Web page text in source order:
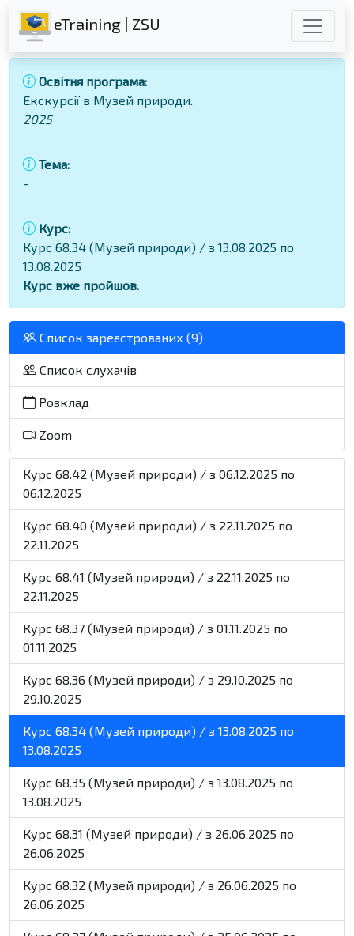
eTraining | ZSU
Освітня програма:
Екскурсії в Музей природи.
2025
Тема:
-
Курс:
Курс 68.34 (Музей природи) / з 13.08.2025 по
13.08.2025
Курс вже пройшов.
Список зареєстрованих (9)
Список слухачів
Розклад
Zoom
Курс 68.42 (Музей природи) / з 06.12.2025 по
06.12.2025
Курс 68.40 (Музей природи) / з 22.11.2025 по
22.11.2025
Курс 68.41 (Музей природи) / з 22.11.2025 по
22.11.2025
Курс 68.37 (Музей природи) / з 01.11.2025 по
01.11.2025
Курс 68.36 (Музей природи) / з 29.10.2025 по
29.10.2025
Курс 68.34 (Музей природи) / з 13.08.2025 по
13.08.2025
Курс 68.35 (Музей природи) / з 13.08.2025 по
13.08.2025
Курс 68.31 (Музей природи) / з 26.06.2025 по
26.06.2025
Курс 68.32 (Музей природи) / з 26.06.2025 по
26.06.2025